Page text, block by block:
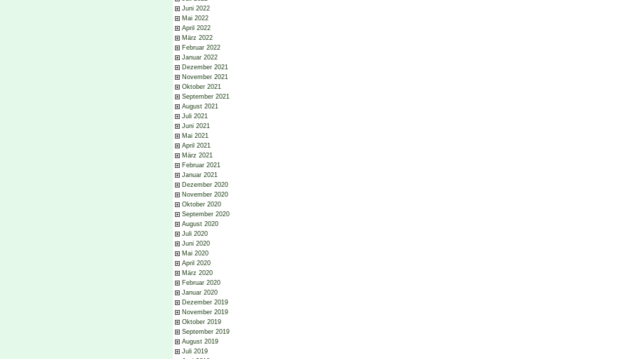
Juni 2022
Mai 2022
April 2022
März 2022
Februar 2022
Januar 2022
Dezember 2021
November 2021
Oktober 2021
September 2021
August 2021
Juli 2021
Juni 2021
Mai 2021
April 2021
März 2021
Februar 2021
Januar 2021
Dezember 2020
November 2020
Oktober 2020
September 2020
August 2020
Juli 2020
Juni 2020
Mai 2020
April 2020
März 2020
Februar 2020
Januar 2020
Dezember 2019
November 2019
Oktober 2019
September 2019
August 2019
Juli 2019